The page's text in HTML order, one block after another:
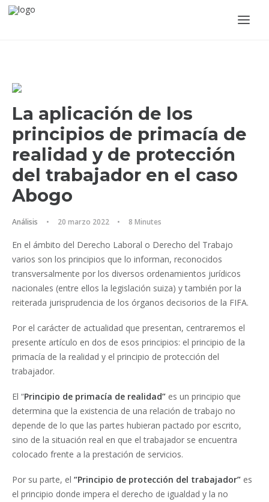
ACCEDER
La aplicación de los
principios de primacía de
realidad y de protección
del trabajador en el caso
Abogo
Análisis • 20 marzo 2022 • 8 Minutes
En el ámbito del Derecho Laboral o Derecho del Trabajo
varios son los principios que lo informan, reconocidos
transversalmente por los diversos ordenamientos jurídicos
nacionales (entre ellos la legislación suiza) y también por la
reiterada jurisprudencia de los órganos decisorios de la FIFA.
Por el carácter de actualidad que presentan, centraremos el
presente artículo en dos de esos principios: el principio de la
primacía de la realidad y el principio de protección del
trabajador.
El “Principio de primacía de realidad” es un principio que
determina que la existencia de una relación de trabajo no
depende de lo que las partes hubieran pactado por escrito,
sino de la situación real en que el trabajador se encuentra
colocado frente a la prestación de servicios.
Por su parte, el “Principio de protección del trabajador” es
el principio donde impera el derecho de igualdad y la no